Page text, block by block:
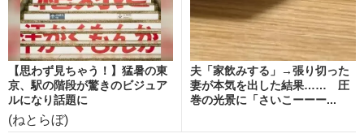
【思わず見ちゃう！】猛暑の東
京、駅の階段が驚きのビジュア
ルになり話題に
(ねとらぼ)
夫「家飲みする」→張り切った
妻が本気を出した結果…… 圧
巻の光景に「さいこーーー...